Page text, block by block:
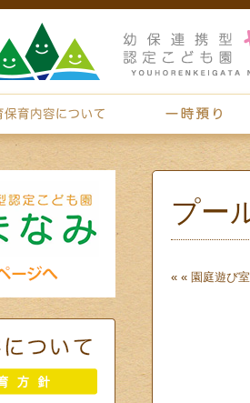
プー
« « 園庭遊び